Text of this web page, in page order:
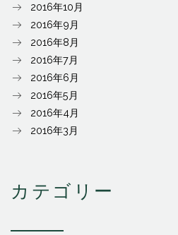
2016年10月
2016年9月
2016年8月
2016年7月
2016年6月
2016年5月
2016年4月
2016年3月
カテゴリー